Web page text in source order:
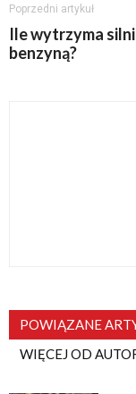
Poprzedni artykuł
Ile wytrzyma
benzyną?
POWIĄZANE
WIĘCEJ OD